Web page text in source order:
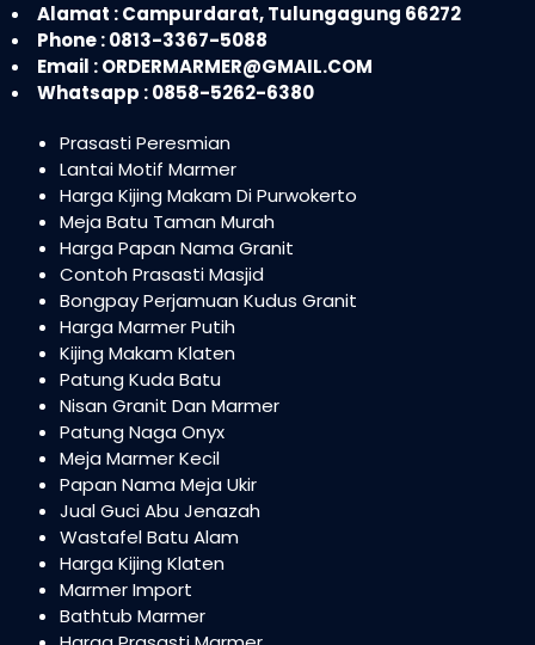
Alamat : Campurdarat, Tulungagung 66272
Phone : 0813-3367-5088
Email : ORDERMARMER@GMAIL.COM
Whatsapp : 0858-5262-6380
Prasasti Peresmian
Lantai Motif Marmer
Harga Kijing Makam Di Purwokerto
Meja Batu Taman Murah
Harga Papan Nama Granit
Contoh Prasasti Masjid
Bongpay Perjamuan Kudus Granit
Harga Marmer Putih
Kijing Makam Klaten
Patung Kuda Batu
Nisan Granit Dan Marmer
Patung Naga Onyx
Meja Marmer Kecil
Papan Nama Meja Ukir
Jual Guci Abu Jenazah
Wastafel Batu Alam
Harga Kijing Klaten
Marmer Import
Bathtub Marmer